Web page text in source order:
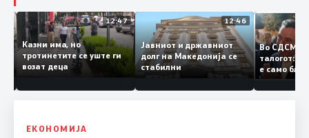
12:50
и
12:47
Казни има, но
тротинетите се уште ги
возат деца
12:46
Јавниот и државниот
долг на Македонија се
стабилни
Во СДСМ
е само
копија
Заев
ЕКОНОМИЈА